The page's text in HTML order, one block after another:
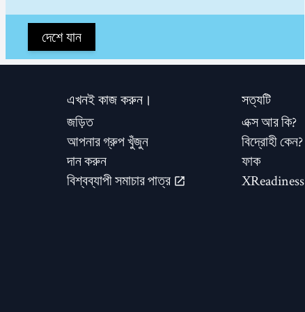
দেশে যান
এখনই কাজ করুন।
জড়িত
আপনার গ্রুপ খুঁজুন
দান করুন
বিশ্বব্যাপী সমাচার পাত্র
সত্যটি
এক্স আর কি?
বিদ্রোহী কেন?
ফাক
XReadiness